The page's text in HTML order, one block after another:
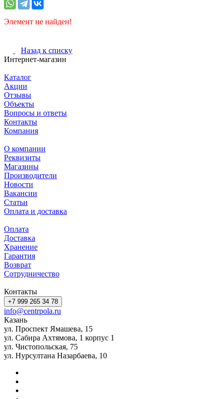
Элемент не найден!
Назад к списку
Интернет-магазин
Каталог
Акции
Отзывы
Объекты
Вопросы и ответы
Контакты
Компания
О компании
Реквизиты
Магазины
Производители
Новости
Вакансии
Статьи
Оплата и доставка
Оплата
Доставка
Хранение
Гарантия
Возврат
Сотрудничество
Контакты
+7 999 265 34 78
info@centrpola.ru
Казань
ул. Проспект Ямашева, 15
ул. Сабира Ахтямова, 1 корпус 1
ул. Чистопольская, 75
ул. Нурсултана Назарбаева, 10